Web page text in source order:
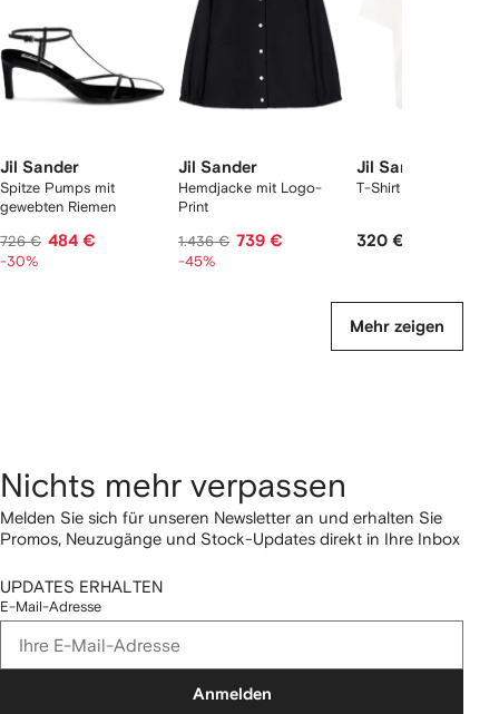
Jil Sander
Spitze Pumps mit
gewebten Riemen
726 € 484 €
-30%
Jil Sander
Hemdjacke mit Logo-
Print
1.436 € 739 €
-45%
Jil Sander
T-Shirt mit Logo-
320 €
Mehr zeigen
Nichts mehr verpassen
Melden Sie sich für unseren Newsletter an und erhalten Sie
Promos, Neuzugänge und Stock-Updates direkt in Ihre Inbox
UPDATES ERHALTEN
E-Mail-Adresse
Anmelden